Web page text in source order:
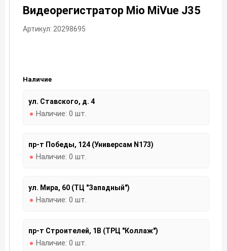
Видеорегистратор Mio MiVue J35
Артикул: 20298695
Наличие
ул. Ставского, д. 4
Наличие: 0 шт.
пр-т Победы, 124 (Универсам N173)
Наличие: 0 шт.
ул. Мира, 60 (ТЦ "Западный")
Наличие: 0 шт.
пр-т Строителей, 1В (ТРЦ "Коллаж")
Наличие: 0 шт.